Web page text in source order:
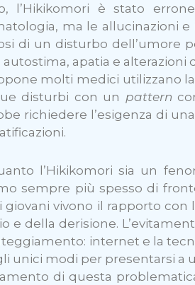
l’Hikikomori è stato
ma le allucinazioni
di un disturbo dell’umore
autostima, apatia e alterazioni
molti medici utilizzano
disturbi con un pattern
richiedere l’esigenza di
l’Hikikomori sia un
sempre più spesso di
giovani vivono il rapporto
e della derisione.
internet e la
unici modi per presentarsi a
di questa